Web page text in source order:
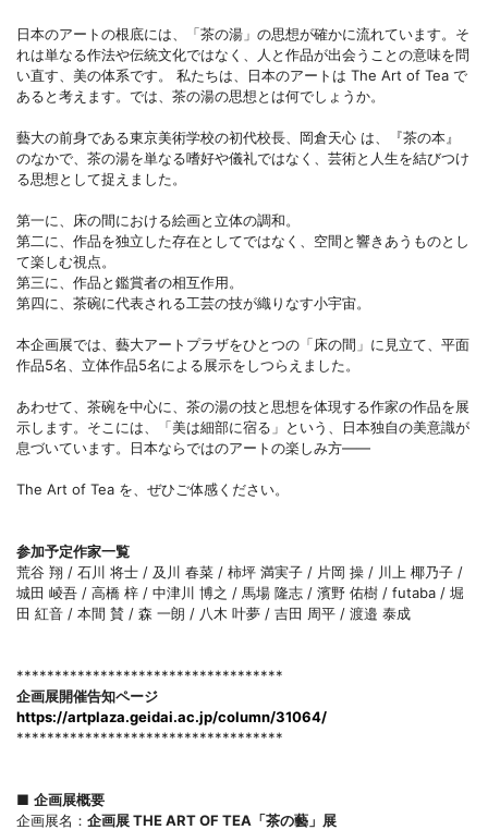
日本のアートの根底には、「茶の湯」の思想が確かに流れています。そ
れは単なる作法や伝統文化ではなく、人と作品が出会うことの意味を問
い直す、美の体系です。 私たちは、日本のアートは The Art of Tea で
あると考えます。では、茶の湯の思想とは何でしょうか。
藝大の前身である東京美術学校の初代校長、岡倉天心 は、『茶の本』
のなかで、茶の湯を単なる嗜好や儀礼ではなく、芸術と人生を結びつけ
る思想として捉えました。
第一に、床の間における絵画と立体の調和。
第二に、作品を独立した存在としてではなく、空間と響きあうものとし
て楽しむ視点。
第三に、作品と鑑賞者の相互作用。
第四に、茶碗に代表される工芸の技が織りなす小宇宙。
本企画展では、藝大アートプラザをひとつの「床の間」に見立て、平面
作品5名、立体作品5名による展示をしつらえました。
あわせて、茶碗を中心に、茶の湯の技と思想を体現する作家の作品を展
示します。そこには、「美は細部に宿る」という、日本独自の美意識が
息づいています。日本ならではのアートの楽しみ方――
The Art of Tea を、ぜひご体感ください。
参加予定作家一覧
荒谷 翔 / 石川 将士 / 及川 春菜 / 柿坪 満実子 / 片岡 操 / 川上 椰乃子 /
城田 崚吾 / 高橋 梓 / 中津川 博之 / 馬場 隆志 / 濱野 佑樹 / futaba / 堀
田 紅音 / 本間 賛 / 森 一朗 / 八木 叶夢 / 吉田 周平 / 渡邉 泰成
***********************************
企画展開催告知ページ
https://artplaza.geidai.ac.jp/column/31064/
***********************************
■ 企画展概要
企画展名： 企画展 THE ART OF TEA「茶の藝」展